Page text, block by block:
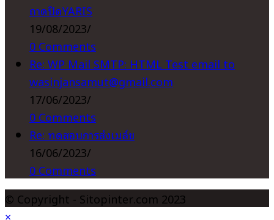
ถาดปิดYARIS
19/08/2023/
0 Comments
Re: WP Mail SMTP: HTML Test email to
wasinjansamut@gmail.com
17/06/2023/
0 Comments
Re: ทดสอบการส่งเมล์ข
16/06/2023/
0 Comments
© Copyright - Sitopinter.com 2023
×